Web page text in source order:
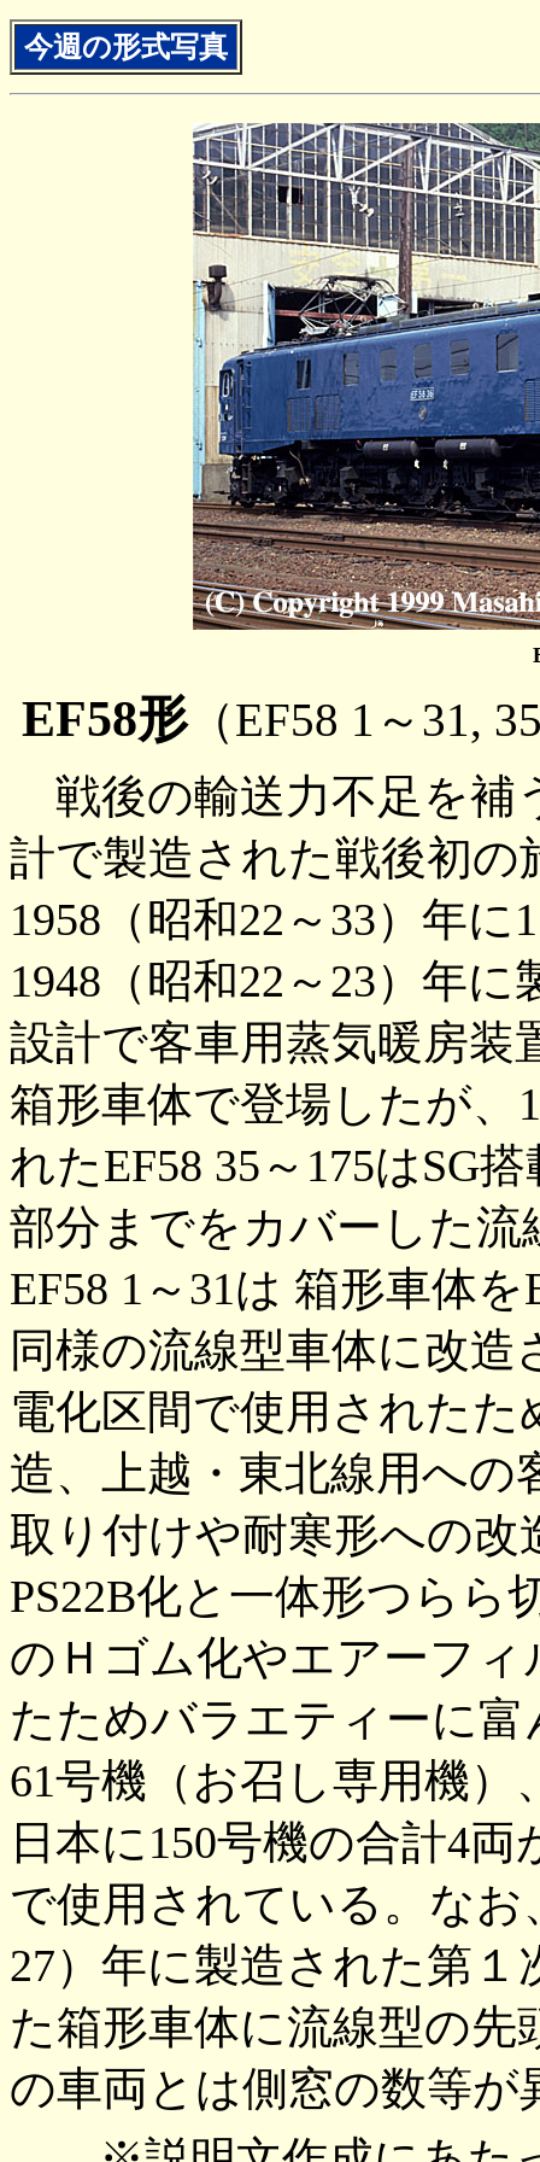
今週の形式写真
EF58形（EF58 1～31,
戦後の輸送力不足を補
計で製造された戦後初の
1958（昭和22～33）年
1948（昭和22～23）年
設計で客車用蒸気暖房装
箱形車体で登場したが、
れたEF58 35～175はSG
部分までをカバーした
EF58 1～31は 箱形車体
同様の流線型車体に改
電化区間で使用された
造、上越・東北線用への
取り付けや耐寒形への
PS22B化と一体形つらら
のＨゴム化やエアーフ
たためバラエティーに
61号機（お召し専用機）
日本に150号機の合計4
で使用されている。なお
27）年に製造された第
た箱形車体に流線型の
の車両とは側窓の数等が